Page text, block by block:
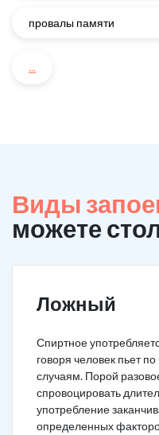
провалы памяти
...
Виды
можете
Ложный
Спиртное
говоря человек пьет
случаям. Порой
спровоцировать
употребление
определенных